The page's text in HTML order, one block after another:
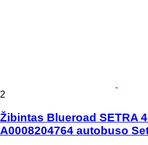
2
Žibintas Blueroad SETRA
A0008204764 autobuso